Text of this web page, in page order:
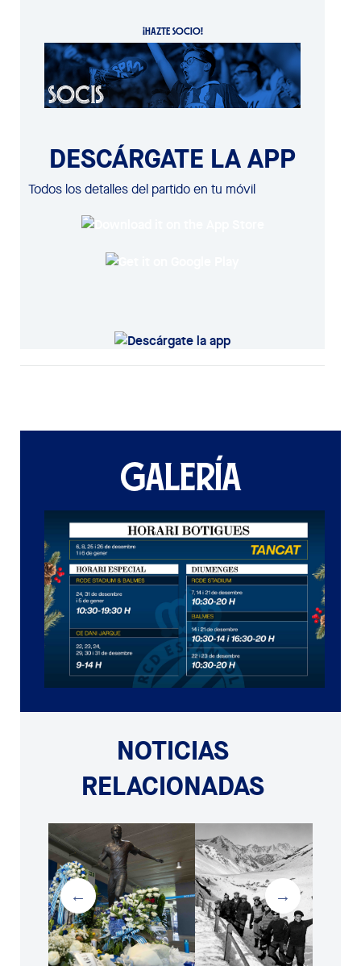
¡HAZTE SOCIO!
DESCÁRGATE LA APP
Todos los detalles del partido en tu móvil
GALERÍA
NOTICIAS
RELACIONADAS